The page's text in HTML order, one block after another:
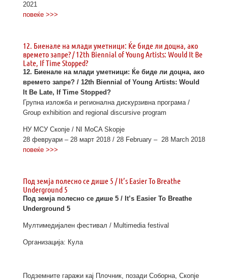
2021
повеќе >>>
12. Биенале на млади уметници: Ќе биде ли доцна, ако
времето запре? / 12th Biennial of Young Artists: Would It Be
Late, If Time Stopped?
12. Биенале на млади уметници: Ќе биде ли доцна, ако
времето запре? / 12th Biennial of Young Artists: Would
It Be Late, If Time Stopped?
Групна изложба и регионална дискурзивна програма /
Group exhibition and regional discursive program
НУ МСУ Скопје / NI MoCA Skopje
28 февруари – 28 март 2018 / 28 February – 28 March 2018
повеќе >>>
Под земја полесно се дише 5 / It’s Easier To Breathe
Underground 5
Под земја полесно се дише 5 / It’s Easier To Breathe
Underground 5
Мултимедијален фестивал / Multimedia festival
Организација: Кула
Подземните гаражи кај Плочник, позади Соборна, Скопје